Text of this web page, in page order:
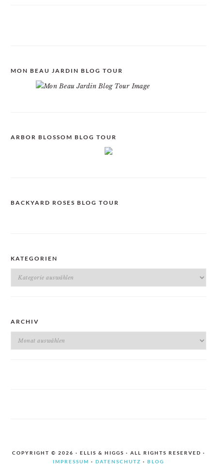
MON BEAU JARDIN BLOG TOUR
ARBOR BLOSSOM BLOG TOUR
BACKYARD ROSES BLOG TOUR
KATEGORIEN
Kategorien
ARCHIV
Archiv
COPYRIGHT © 2026 · ELLIS & HIGGS · ALL RIGHTS RESERVED ·
IMPRESSUM · DATENSCHUTZ · BLOG